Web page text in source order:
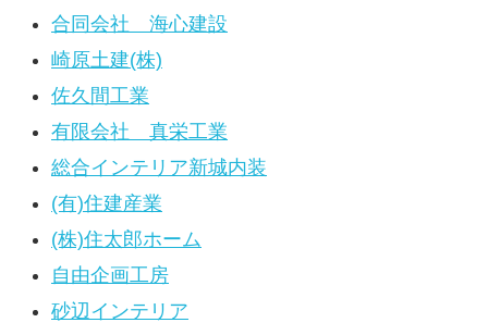
合同会社 海心建設
崎原土建(株)
佐久間工業
有限会社 真栄工業
総合インテリア新城内装
(有)住建産業
(株)住太郎ホーム
自由企画工房
砂辺インテリア